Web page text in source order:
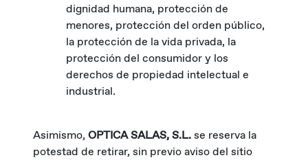
dignidad humana, protección de
menores, protección del orden público,
la protección de la vida privada, la
protección del consumidor y los
derechos de propiedad intelectual e
industrial.
Asimismo, OPTICA SALAS, S.L.se reserva la
potestad de retirar, sin previo aviso del sitio